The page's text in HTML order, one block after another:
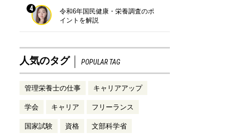
4
令和6年国民健康・栄養調査のポ
イントを解説
人気のタグ POPULAR TAG
管理栄養士の仕事 キャリアアップ
学会 キャリア フリーランス
国家試験 資格 文部科学省